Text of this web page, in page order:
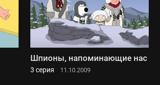
Шпионы, напоминающие нас
3 серия 11.10.2009